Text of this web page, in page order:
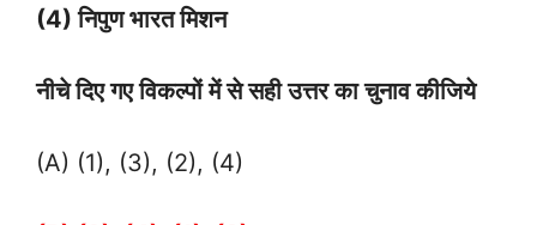
(4) निपुण भारत मिशन
नीचे दिए गए विकल्पों में से सही उत्तर का चुनाव कीजिये
(A) (1), (3), (2), (4)